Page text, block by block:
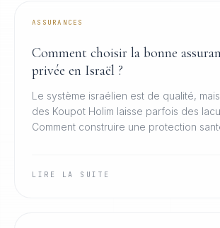
ASSURANCES
Comment choisir la bonne
privée en Israël ?
Le système israélien est de qualité,
des Koupot Holim laisse parfois des
Comment construire une protection
LIRE LA SUITE